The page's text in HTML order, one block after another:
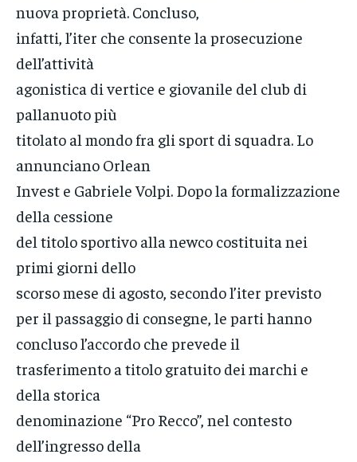
CONTATTI
CONTATTI
CONTATTI
nuova proprietà. Concluso,
infatti, l’iter che consente la prosecuzione
dell’attività
agonistica di vertice e giovanile del club di
pallanuoto più
titolato al mondo fra gli sport di squadra. Lo
annunciano Orlean
Invest e Gabriele Volpi. Dopo la formalizzazione
della cessione
del titolo sportivo alla newco costituita nei
primi giorni dello
scorso mese di agosto, secondo l’iter previsto
per il passaggio di consegne, le parti hanno
concluso l’accordo che prevede il
trasferimento a titolo gratuito dei marchi e
della storica
denominazione “Pro Recco”, nel contesto
dell’ingresso della